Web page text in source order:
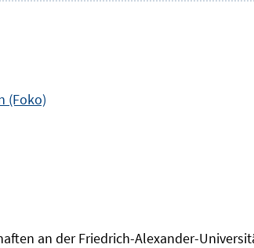
(Foko)
an der Friedrich-Alexander-